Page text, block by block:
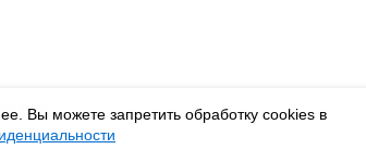
Вы можете запретить обработку cookies в